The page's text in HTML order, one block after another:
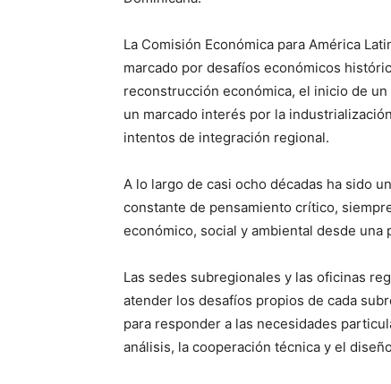
La Comisión Económica para América
marcado por desafíos económicos
reconstrucción económica, el inicio de
un marcado interés por la
intentos de integración regional.
A lo largo de casi ocho décadas ha sido
constante de pensamiento crítico,
económico, social y ambiental desde una
Las sedes subregionales y las oficinas
atender los desafíos propios de cada
para responder a las necesidades
análisis, la cooperación técnica y el